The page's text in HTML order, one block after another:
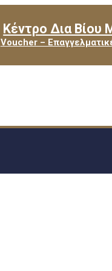
Κέντρο Δια Βίου
Voucher –